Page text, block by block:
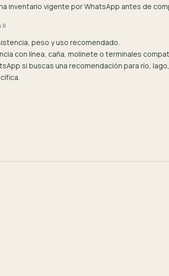
inventario vigente por WhatsApp antes de
peso y uso recomendado.
con línea, caña, molinete o terminales
si buscas una recomendación para río,